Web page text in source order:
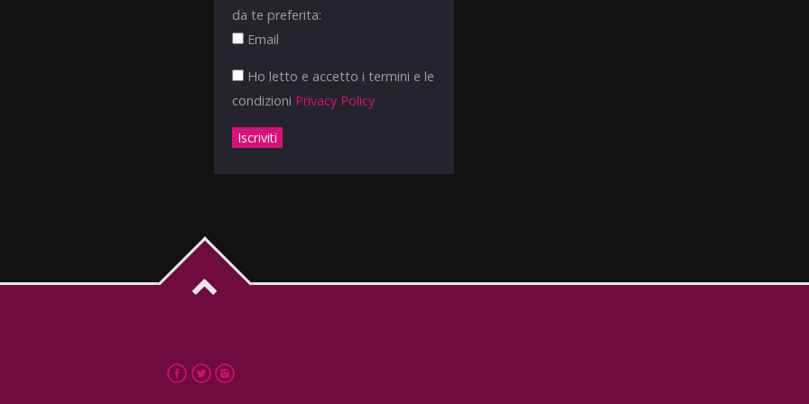
da te preferita:
Email
Ho letto e accetto i termini e le
condizioni Privacy Policy